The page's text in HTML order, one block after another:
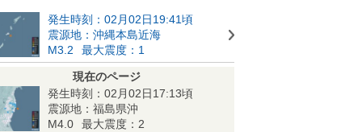
発生時刻：02月02日19:41頃
震源地：沖縄本島近海
M3.2
最大震度：1
現在のページ
発生時刻：02月02日17:13頃
震源地：福島県沖
M4.0
最大震度：2